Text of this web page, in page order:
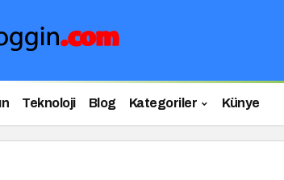
Teknoloji Blog Kategoriler Künye